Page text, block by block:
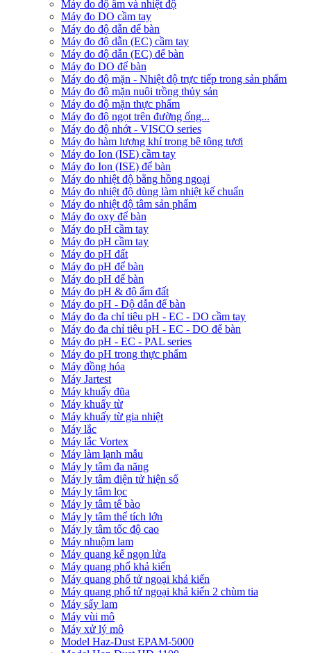
Máy đo độ ẩm và nhiệt độ
Máy đo DO cầm tay
Máy đo độ dẫn để bàn
Máy đo độ dẫn (EC) cầm tay
Máy đo độ dẫn (EC) để bàn
Máy đo DO để bàn
Máy đo độ mặn - Nhiệt độ trực tiếp trong sản phẩm
Máy đo độ mặn nuôi trồng thủy sản
Máy đo độ mặn thực phẩm
Máy đo độ ngọt trên đường ống...
Máy đo độ nhớt - VISCO series
Máy đo hàm lượng khí trong bê tông tươi
Máy đo Ion (ISE) cầm tay
Máy đo Ion (ISE) để bàn
Máy đo nhiệt độ bằng hồng ngoại
Máy đo nhiệt độ dùng làm nhiệt kế chuẩn
Máy đo nhiệt độ tâm sản phẩm
Máy đo oxy để bàn
Máy đo pH cầm tay
Máy đo pH cầm tay
Máy đo pH đất
Máy đo pH để bàn
Máy đo pH để bàn
Máy đo pH & độ ẩm đất
Máy đo pH - Độ dẫn để bàn
Máy đo đa chỉ tiêu pH - EC - DO cầm tay
Máy đo đa chỉ tiêu pH - EC - DO để bàn
Máy đo pH - EC - PAL series
Máy đo pH trong thực phẩm
Máy đồng hóa
Máy Jartest
Máy khuấy đũa
Máy khuấy từ
Máy khuấy từ gia nhiệt
Máy lắc
Máy lắc Vortex
Máy làm lạnh mẫu
Máy ly tâm đa năng
Máy ly tâm điện tử hiện số
Máy ly tâm lọc
Máy ly tâm tế bào
Máy ly tâm thể tích lớn
Máy ly tâm tốc độ cao
Máy nhuộm lam
Máy quang kế ngọn lửa
Máy quang phổ khả kiến
Máy quang phổ tử ngoại khả kiến
Máy quang phổ tử ngoại khả kiến 2 chùm tia
Máy sấy lam
Máy vùi mô
Máy xử lý mô
Model Haz-Dust EPAM-5000